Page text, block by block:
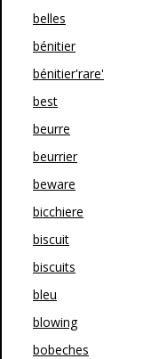
belles
bénitier
bénitier'rare'
best
beurre
beurrier
beware
bicchiere
biscuit
biscuits
bleu
blowing
bobeches